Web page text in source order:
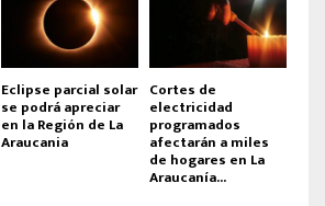
Eclipse parcial solar
se podrá apreciar
en la Región de La
Araucania
Cortes de
electricidad
programados
afectarán a miles
de hogares en La
Araucanía...